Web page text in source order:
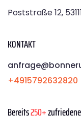
Poststraße 12,
KONTAKT
+4915792632820
Bereits250+